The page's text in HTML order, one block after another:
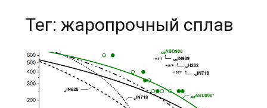
Тег:жаропрочный сплав